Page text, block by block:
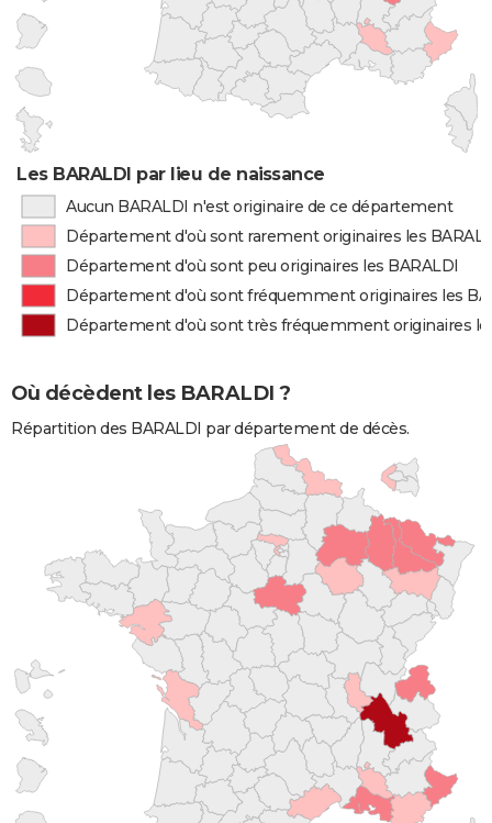
Les BARALDI par lieu de naissance
Aucun BARALDI n'est originaire de ce département
Département d'où sont rarement originaires les
Département d'où sont peu originaires les BARALDI
Département d'où sont fréquemment originaires les
Département d'où sont très fréquemment originaires
Où décèdent les BARALDI ?
Répartition des BARALDI par département de décès.